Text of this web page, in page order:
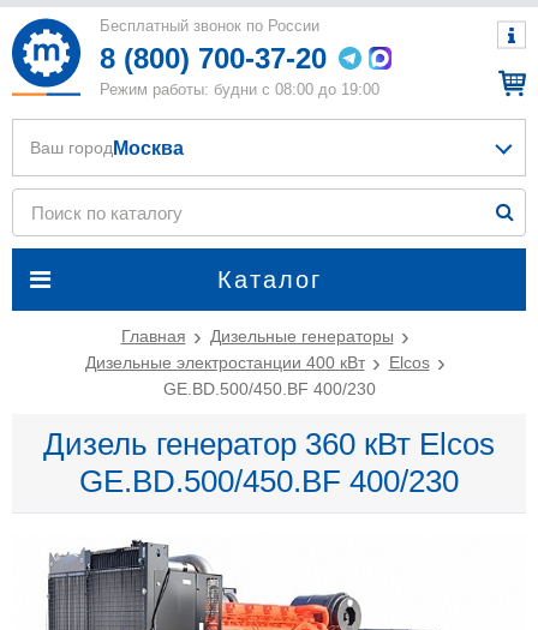
Бесплатный звонок по России
8 (800) 700-37-20
Режим работы: будни с 08:00 до 19:00
Каталог
Ваш город Москва
Главная
Дизельные генераторы
Дизельные электростанции 400 кВт
Elcos
GE.BD.500/450.BF 400/230
Дизель генератор 360 кВт Elcos
GE.BD.500/450.BF 400/230